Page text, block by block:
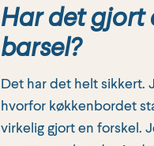
Har det gjort
barsel?
Det har det helt sikkert.
hvorfor køkkenbordet
virkelig gjort en forskel.